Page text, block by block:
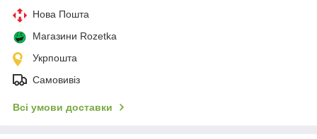
Нова Пошта
Магазини Rozetka
Укрпошта
Самовивіз
Всі умови доставки